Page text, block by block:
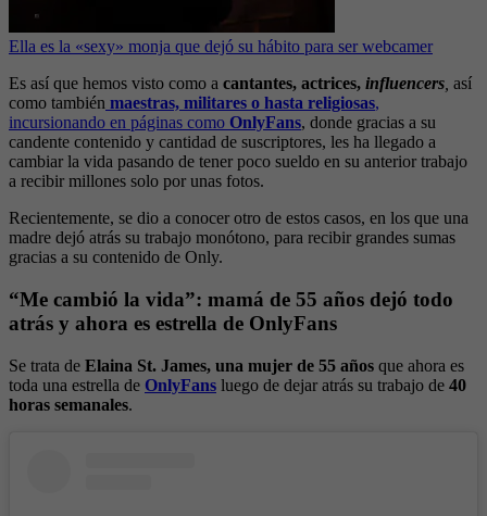
Ella es la «sexy» monja que dejó su hábito para ser webcamer
Es así que hemos visto como a cantantes, actrices, influencers así
como también maestras, militares o hasta religiosas,
incursionando en páginas como OnlyFans, donde gracias a su
candente contenido y cantidad de suscriptores, les ha llegado a
cambiar la vida pasando de tener poco sueldo en su anterior trabajo
a recibir millones solo por unas fotos.
Recientemente, se dio a conocer otro de estos casos, en los que una
madre dejó atrás su trabajo monótono, para recibir grandes sumas
gracias a su contenido de Only.
“Me cambió la vida”: mamá de 55 años dejó todo
atrás y ahora es estrella de OnlyFans
Se trata de Elaina St. James, una mujer de 55 años que ahora es
toda una estrella de OnlyFans luego de dejar atrás su trabajo de 40
horas semanales.